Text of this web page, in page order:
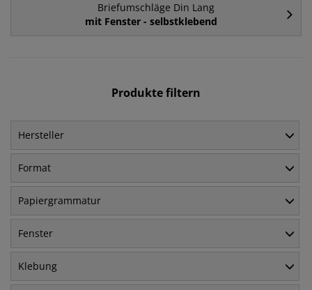
Briefumschläge Din Lang
mit Fenster - selbstklebend
Produkte filtern
Hersteller
Format
Papiergrammatur
Fenster
Klebung